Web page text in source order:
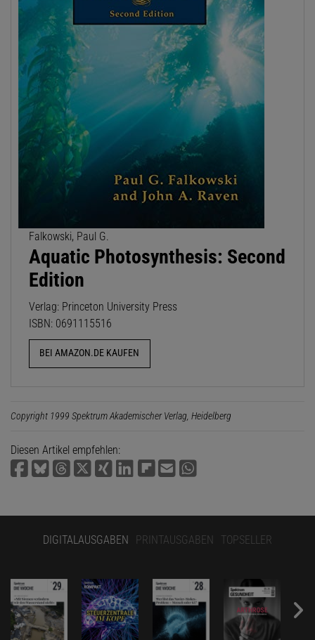
Falkowski, Paul G.
Aquatic Photosynthesis: Second
Edition
Verlag: Princeton University Press
ISBN: 0691115516
BEI AMAZON.DE KAUFEN
Copyright 1999 Spektrum Akademischer Verlag, Heidelberg
Diesen Artikel empfehlen:
DIGITALAUSGABEN PRINTAUSGABEN TOPSELLER